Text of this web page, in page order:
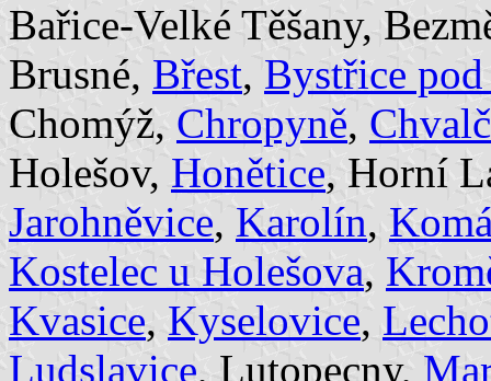
Bařice-Velké Těšany,
Brusné, Břest, Bystřice
Chomýž, Chropyně,
Holešov, Honětice, Horní
Jarohněvice, Karolín,
Kostelec u Holešova,
Kvasice, Kyselovice,
Ludslavice, Lutopecny,